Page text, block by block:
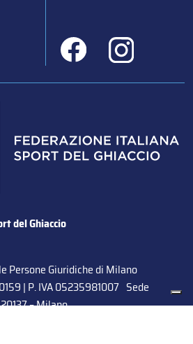
del Ghiaccio
Persone Giuridiche di Milano
| P. IVA 05235981007 Sede
– Milano